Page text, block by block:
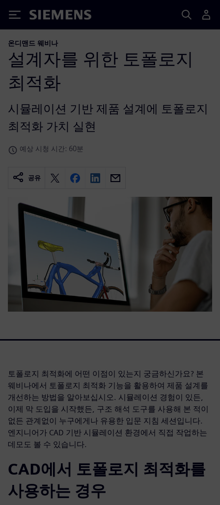
Siemens
온디맨드 웨비나
설계자를 위한 토폴로지
최적화
시뮬레이션 기반 제품 설계에 토폴로지
최적화 가치 실현
예상 시청 시간: 60분
공유
토폴로지 최적화에 어떤 이점이 있는지 궁금하신가요? 본
웨비나에서 토폴로지 최적화 기능을 활용하여 제품 설계를
개선하는 방법을 알아보십시오. 시뮬레이션 경험이 있든,
이제 막 도입을 시작했든, 구조 해석 도구를 사용해 본 적이
없든 관계없이 누구에게나 유용한 입문 지침 세션입니다.
엔지니어가 CAD 기반 시뮬레이션 환경에서 직접 작업하는
데모도 볼 수 있습니다.
CAD에서 토폴로지 최적화를
사용하는 경우